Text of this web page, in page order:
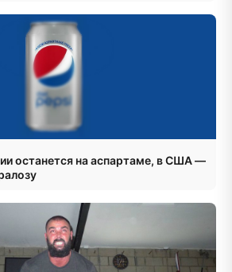
останется на аспартаме, в США —